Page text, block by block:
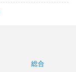
総合